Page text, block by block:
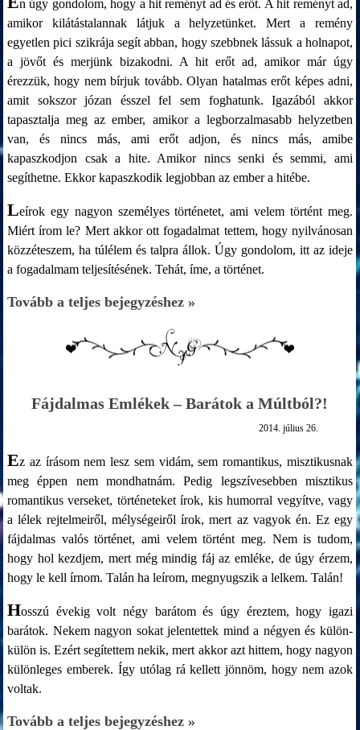
n úgy gondolom, hogy a hit reményt ad és erőt. A hit reményt ad,
amikor kilátástalannak látjuk a helyzetünket. Mert a remény
egyetlen pici szikrája segít abban, hogy szebbnek lássuk a holnapot,
a jövőt és merjünk bizakodni. A hit erőt ad, amikor már úgy
érezzük, hogy nem bírjuk tovább. Olyan hatalmas erőt képes adni,
amit sokszor józan ésszel fel sem foghatunk. Igazából akkor
tapasztalja meg az ember, amikor a legborzalmasabb helyzetben
van, és nincs más, ami erőt adjon, és nincs más, amibe
kapaszkodjon csak a hite. Amikor nincs senki és semmi, ami
segíthetne. Ekkor kapaszkodik legjobban az ember a hitébe.
Leírok egy nagyon személyes történetet, ami velem történt meg.
Miért írom le? Mert akkor ott fogadalmat tettem, hogy nyilvánosan
közzéteszem, ha túlélem és talpra állok. Úgy gondolom, itt az ideje
a fogadalmam teljesítésének. Tehát, íme, a történet.
Tovább a teljes bejegyzéshez »
Fájdalmas Emlékek – Barátok a Múltból?!
2014. július 26.
Ez az írásom nem lesz sem vidám, sem romantikus, misztikusnak
meg éppen nem mondhatnám. Pedig legszívesebben misztikus
romantikus verseket, történeteket írok, kis humorral vegyítve, vagy
a lélek rejtelmeiről, mélységeiről írok, mert az vagyok én. Ez egy
fájdalmas valós történet, ami velem történt meg. Nem is tudom,
hogy hol kezdjem, mert még mindig fáj az emléke, de úgy érzem,
hogy le kell írnom. Talán ha leírom, megnyugszik a lelkem. Talán!
Hosszú évekig volt négy barátom és úgy éreztem, hogy igazi
barátok. Nekem nagyon sokat jelentettek mind a négyen és külön-
külön is. Ezért segítettem nekik, mert akkor azt hittem, hogy nagyon
különleges emberek. Így utólag rá kellett jönnöm, hogy nem azok
voltak.
Tovább a teljes bejegyzéshez »